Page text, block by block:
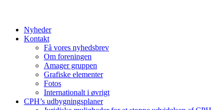
Nyheder
Kontakt
Få vores nyhedsbrev
Om foreningen
Amager gruppen
Grafiske elementer
Fotos
Internationalt i øvrigt
CPH’s udbygningsplaner